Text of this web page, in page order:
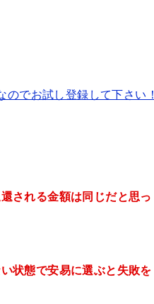
でお試し登録して下さい！
される金額は同じだと思っ
状態で安易に選ぶと失敗を